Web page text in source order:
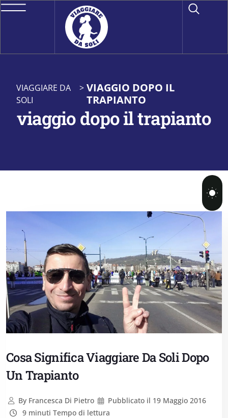
VIAGGIARE DA
SOLI
> VIAGGIO DOPO IL
TRAPIANTO
viaggio dopo il trapianto
Cosa Significa Viaggiare Da Soli Dopo
Un Trapianto
ByFrancesca Di Pietro Pubblicato il 19 Maggio 2016
9 minuti Tempo di lettura